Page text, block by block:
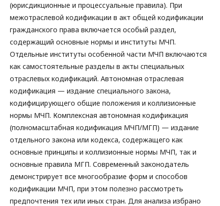
(юрисдикционные и процессуальные правила). При
межотраслевой кодификации в акт общей кодификации
гражданского права включается особый раздел,
содержащий основные нормы и институты МЧП.
Отдельные институты особенной части МЧП включаются
как самостоятельные разделы в акты специальных
отраслевых кодификаций. Автономная отраслевая
кодификация — издание специального закона,
кодифицирующего общие положения и коллизионные
нормы МЧП. Комплексная автономная кодификация
(полномасштабная кодификация МЧП/МГП) — издание
отдельного закона или кодекса, содержащего как
основные принципы и коллизионные нормы МЧП, так и
основные правила МГП. Современный законодатель
демонстрирует все многообразие форм и способов
кодификации МЧП, при этом полезно рассмотреть
предпочтения тех или иных стран. Для анализа избрано